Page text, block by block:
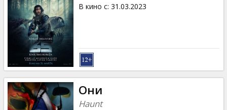
В кино с: 31.03.2023
Они
Haunt